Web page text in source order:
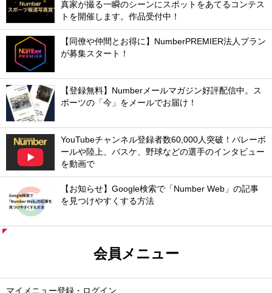
真家が撮る一瞬のシーンにスポットをあてるコンテス
トを開催します。作品受付中！
【同僚や仲間とお得に】NumberPREMIER法人プラン
が募集スタート！
【登録無料】Numberメールマガジン好評配信中。ス
ポーツの「今」をメールでお届け！
YouTubeチャンネル登録者数60,000人突破！バレーボ
ールや陸上、バスケ、野球などの選手のインタビュー
を動画で
【お知らせ】Google検索で「Number Web」の記事
を見つけやすくする方法
会員メニュー
マイメニュー登録・ログイン